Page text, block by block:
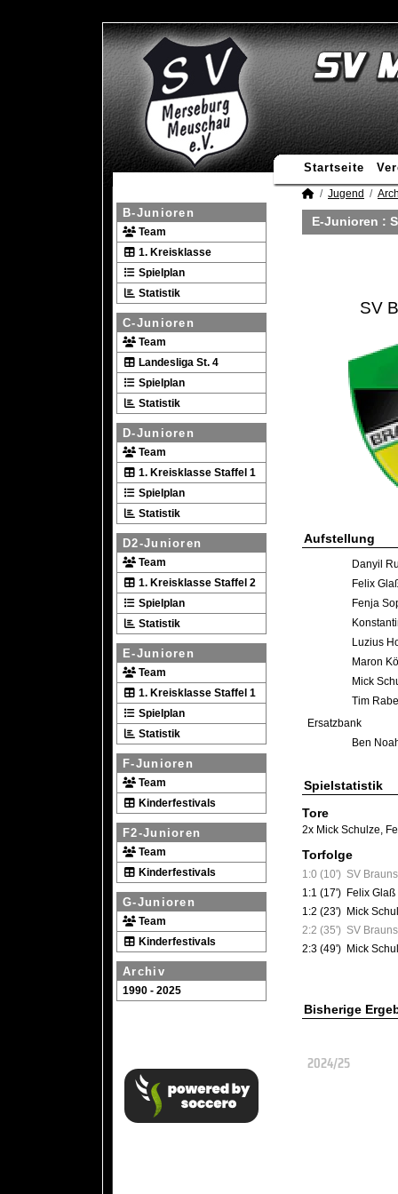
Startseite
B-Junioren
Team
1. Kreisklasse
Spielplan
Statistik
C-Junioren
Team
Landesliga St. 4
Spielplan
Statistik
D-Junioren
Team
1. Kreisklasse Staffel 1
Spielplan
Statistik
D2-Junioren
Team
1. Kreisklasse Staffel 2
Spielplan
Statistik
E-Junioren
Team
1. Kreisklasse Staffel 1
Spielplan
Statistik
F-Junioren
Team
Kinderfestivals
F2-Junioren
Team
Kinderfestivals
G-Junioren
Team
Kinderfestivals
Archiv
1990 - 2025
Jugend
E-Junioren :
SV
Aufstellung
Danyil
Felix
Fenja
Luzius
Maron
Mick
Tim
Ersatzbank
Ben
Spielstatistik
Tore
2x Mick Schulze,
Torfolge
1:0 (10') SV
1:1 (17') Felix Glaß
1:2 (23') Mick
2:2 (35') SV
2:3 (49') Mick
Bisherige
2024/25